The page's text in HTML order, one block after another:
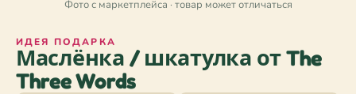
Фото с маркетплейса · товар может отличаться
ИДЕЯ ПОДАРКА
Маслёнка / шкатулка от The
Three Words